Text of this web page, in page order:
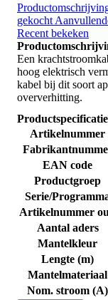
gekocht
Recent bekeken
Een
hoog elektrisch
kabel bij dit soort
oververhitting.
Artikelnummer
EAN code
Productgroep
Serie/
Artikelnummer
Aantal aders
Mantelkleur
Lengte (m)
Mantelmateriaal
Nom. stroom (A)